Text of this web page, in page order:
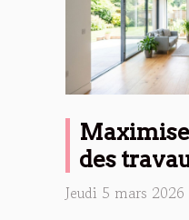
des
Jeudi 5 mars 2026